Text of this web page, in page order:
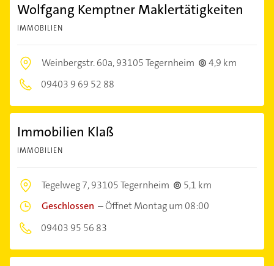
Wolfgang Kemptner Maklertätigkeiten
IMMOBILIEN
Weinbergstr. 60a,93105 Tegernheim
4,9 km
09403 9 69 52 88
Immobilien Klaß
IMMOBILIEN
Tegelweg 7,93105 Tegernheim
5,1 km
Geschlossen –Öffnet Montag um 08:00
09403 95 56 83